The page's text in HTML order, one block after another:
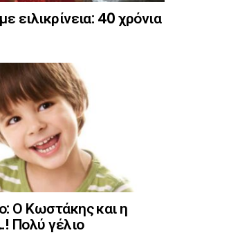
ειλικρίνεια: 40 χρόνια
Ο Κωστάκης και η
Πολύ γέλιο